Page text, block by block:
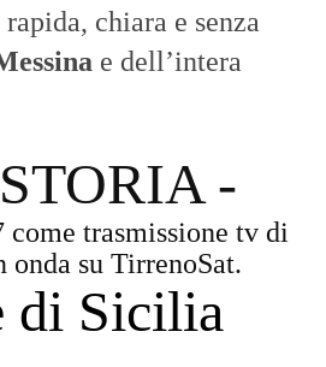
chiara e senza
e dell’intera
-
come trasmissione tv di
onda su TirrenoSat.
di Sicilia